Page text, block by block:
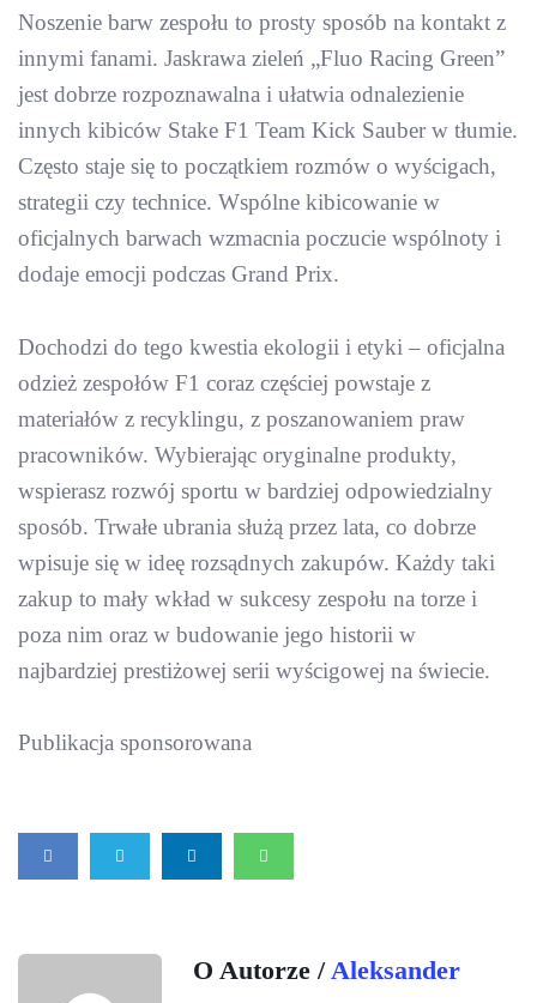
Noszenie barw zespołu to prosty sposób na kontakt z
innymi fanami. Jaskrawa zieleń „Fluo Racing Green”
jest dobrze rozpoznawalna i ułatwia odnalezienie
innych kibiców Stake F1 Team Kick Sauber w tłumie.
Często staje się to początkiem rozmów o wyścigach,
strategii czy technice. Wspólne kibicowanie w
oficjalnych barwach wzmacnia poczucie wspólnoty i
dodaje emocji podczas Grand Prix.
Dochodzi do tego kwestia ekologii i etyki – oficjalna
odzież zespołów F1 coraz częściej powstaje z
materiałów z recyklingu, z poszanowaniem praw
pracowników. Wybierając oryginalne produkty,
wspierasz rozwój sportu w bardziej odpowiedzialny
sposób. Trwałe ubrania służą przez lata, co dobrze
wpisuje się w ideę rozsądnych zakupów. Każdy taki
zakup to mały wkład w sukcesy zespołu na torze i
poza nim oraz w budowanie jego historii w
najbardziej prestiżowej serii wyścigowej na świecie.
Publikacja sponsorowana
O Autorze /Aleksander